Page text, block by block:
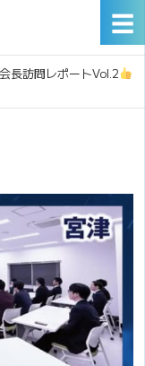
☰
会長訪問レポートVol.2